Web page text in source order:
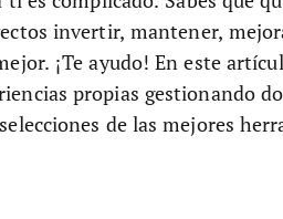
invertir, mantener,
¡Te ayudo! En este
propias gestionando
de las mejores